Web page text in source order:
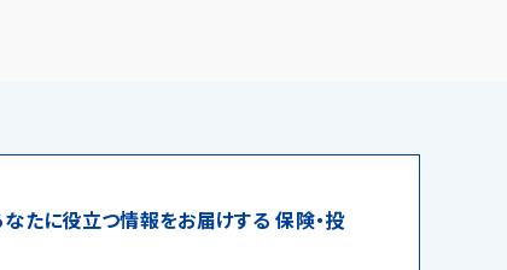
たに役立つ情報をお届けする 保険・投